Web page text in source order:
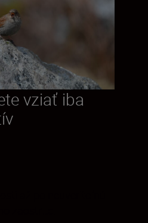
vziať iba